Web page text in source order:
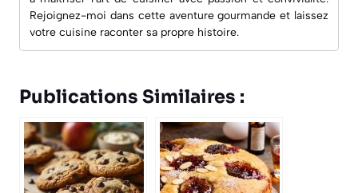
Rejoignez-moi dans cette aventure gourmande et laissez
votre cuisine raconter sa propre histoire.
Publications Similaires :